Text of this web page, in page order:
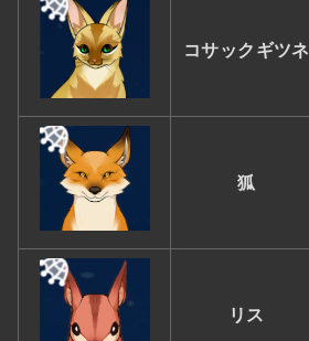
コサックギツネ
狐
リス